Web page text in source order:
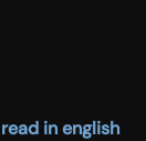
read in english